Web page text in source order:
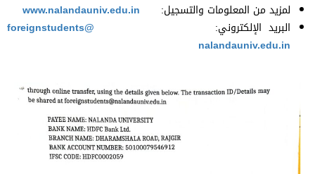
لمزيد من المعلومات والتسجيل:
www.nalandauniv.edu.in
البريد الإلكتروني:
foreignstudents@
nalandauniv.edu.in